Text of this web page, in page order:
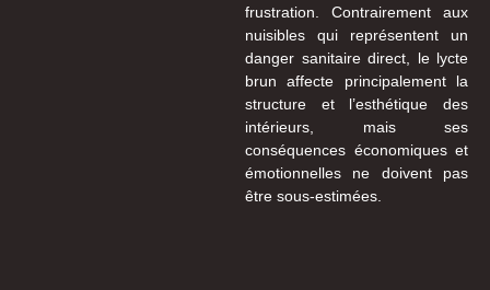
frustration. Contrairement aux
nuisibles qui représentent un
danger sanitaire direct, le lycte
brun affecte principalement la
structure et l’esthétique des
intérieurs, mais ses
conséquences économiques et
émotionnelles ne doivent pas
être sous-estimées.